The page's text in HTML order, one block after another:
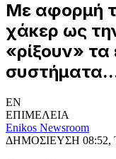
Με αφορμή
χάκερ ως
«ρίξουν» τα
EN
ΕΠΙΜΕΛΕΙΑ
Enikos Newsroom
ΔΗΜΟΣΙΕΥΣΗ 08:52,